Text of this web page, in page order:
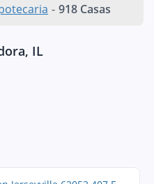
- 918 Casas
IL